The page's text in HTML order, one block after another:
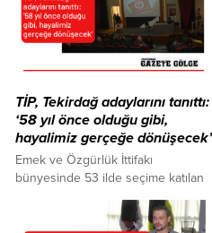
TİP, Tekirdağ adaylarını tanıttı:
‘58 yıl önce olduğu gibi,
hayalimiz gerçeğe dönüşecek’
Emek ve Özgürlük İttifakı
bünyesinde 53 ilde seçime katılan
da seçim çalışmalarına başladı. TİP